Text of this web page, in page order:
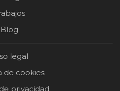
Blog
legal
de cookies
privacidad